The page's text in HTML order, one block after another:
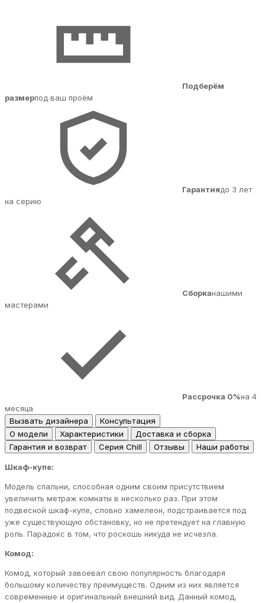
Подберём
размерпод ваш проём
Гарантиядо 3 лет
на серию
Сборканашими
мастерами
Рассрочка 0%на 4
месяца
Вызвать дизайнера
Консультация
О модели
Характеристики
Доставка и сборка
Гарантия и возврат
Серия Chill Отзывы Наши работы
Шкаф-купе:
Модель спальни, способная одним своим присутствием
увеличить метраж комнаты в несколько раз. При этом
подвесной шкаф-купе, словно хамелеон, подстраивается под
уже существующую обстановку, но не претендует на главную
роль. Парадокс в том, что роскошь никуда не исчезла.
Комод:
Комод, который завоевал свою популярность благодаря
большому количеству преимуществ. Одним из них является
современные и оригинальный внешний вид. Данный комод,